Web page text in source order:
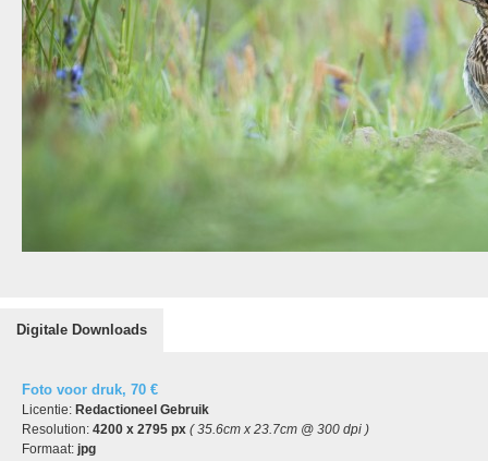
Digitale Downloads
Foto voor druk, 70 €
Licentie: Redactioneel Gebruik
Resolution: 4200 x 2795 px ( 35.6cm x 23.7cm @ 300 dpi )
Formaat: jpg